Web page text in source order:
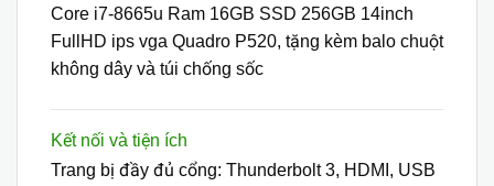
Kết nối và tiện ích
Trang bị đầy đủ cổng: Thunderbolt 3, HDMI, USB